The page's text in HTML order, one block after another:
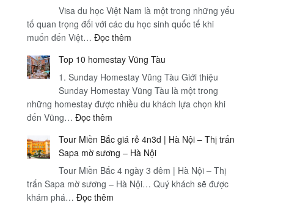
Visa du học Việt Nam là một trong những yếu
tố quan trọng đối với các du học sinh quốc tế khi
muốn đến Việt… Đọc thêm
du
học
Việt
Nam
quy
trình,
loại
visa,
Top 10 homestay Vũng Tàu
1. Sunday Homestay Vũng Tàu Giới thiệu
Sunday Homestay Vũng Tàu là một trong
những homestay được nhiều du khách lựa chọn khi
đến Vũng… Đọc thêm
10
homestay
Vũng
Tàu
Tour Miền Bắc giá rẻ 4n3d | Hà Nội – Thị trấn
Sapa mờ sương – Hà Nội
Tour Miền Bắc 4 ngày 3 đêm | Hà Nội – Thị
trấn Sapa mờ sương – Hà Nội… Quý khách sẽ được
khám phá… Đọc thêm